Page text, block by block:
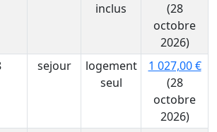
inclus
(28
octobre
2026)
sejour
logement
seul
1 027,00 €
(28
octobre
2026)